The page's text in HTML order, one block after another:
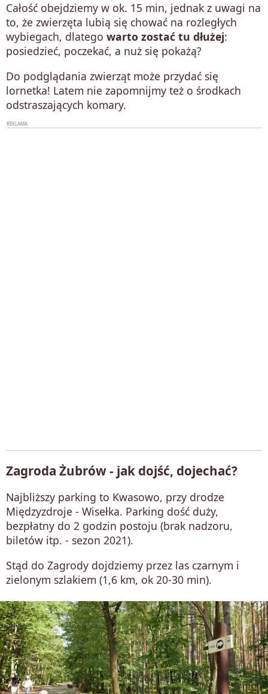
Całość obejdziemy w ok. 15 min, jednak z uwagi na
to, że zwierzęta lubią się chować na rozległych
wybiegach, dlatego warto zostać tu dłużej:
posiedzieć, poczekać, a nuż się pokażą?
Do podglądania zwierząt może przydać się
lornetka! Latem nie zapomnijmy też o środkach
odstraszających komary.
Zagroda Żubrów - jak dojść, dojechać?
Najbliższy parking to Kwasowo, przy drodze
Międzyzdroje - Wisełka. Parking dość duży,
bezpłatny do 2 godzin postoju (brak nadzoru,
biletów itp. - sezon 2021).
Stąd do Zagrody dojdziemy przez las czarnym i
zielonym szlakiem (1,6 km, ok 20-30 min).